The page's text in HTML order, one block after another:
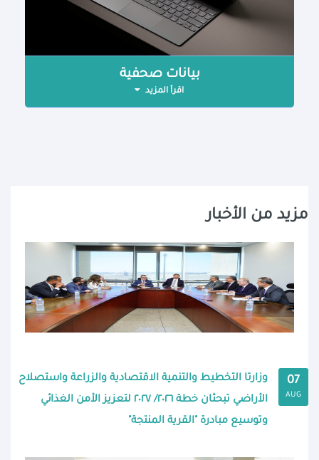
بيانات صحفية
اقرأ المزيد
مزيد من الأخبار
07
AUG
وزارتا التخطيط والتنمية الاقتصادية والزراعة واستصلاح
الأراضي تبحثان خطة ٢٠٢٦/ ٢٠٢٧ لتعزيز الأمن الغذائي
وتوسيع مبادرة "القرية المنتجة"